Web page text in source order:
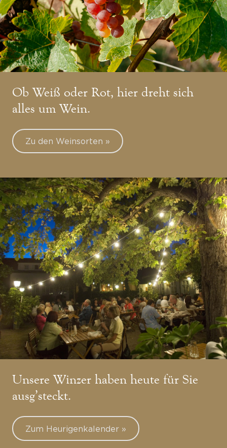
Ob Weiß oder Rot, hier dreht sich
alles um Wein.
Zu den Weinsorten »
Unsere Winzer haben heute für Sie
ausg’steckt.
Zum Heurigenkalender »